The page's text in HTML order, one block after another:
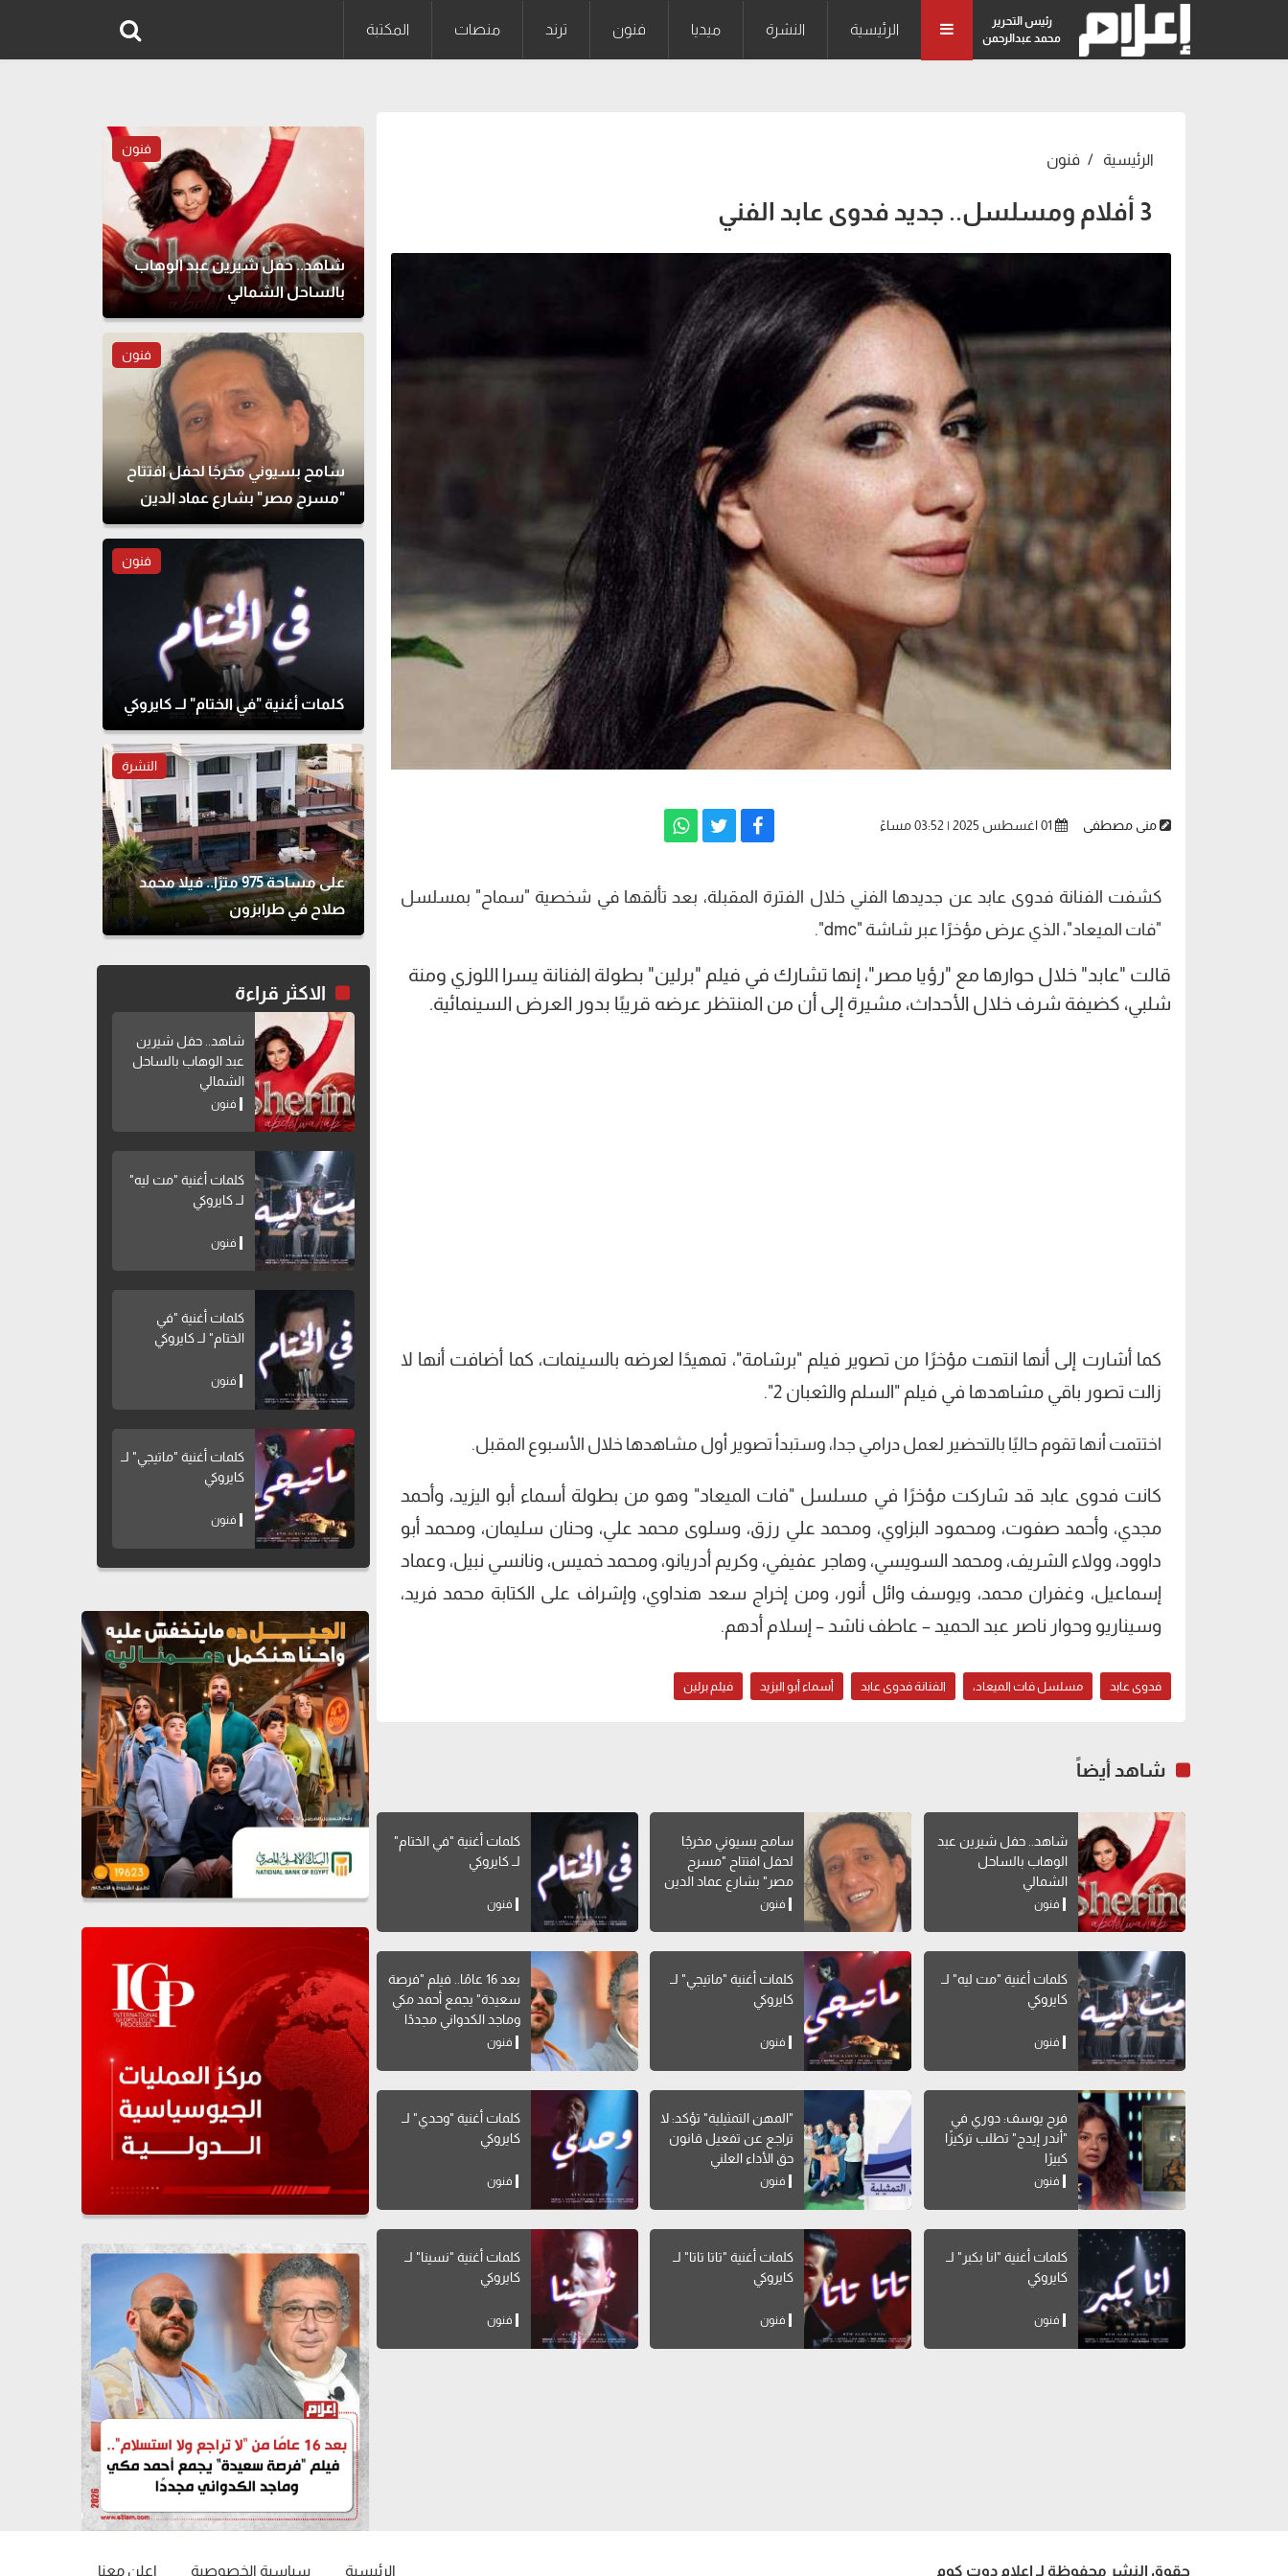
رئيس التحرير
محمد عبدالرحمن
الرئيسية النشرة ميديا فنون ترند منصات المكتبة
الرئيسية فنون
3 أفلام ومسلسل.. جديد فدوى عابد الفني
منى مصطفى
كشفت الفنانة فدوى عابد عن جديدها الفني خلال الفترة المقبلة، بعد تألقها في شخصية "سماح" بمسلسل
"فات الميعاد"، الذي عرض مؤخرًا عبر شاشة "dmc".
قالت "عابد" خلال حوارها مع "رؤيا مصر"، إنها تشارك في فيلم "برلين" بطولة الفنانة يسرا اللوزي ومنة
شلبي، كضيفة شرف خلال الأحداث، مشيرة إلى أن من المنتظر عرضه قريبًا بدور العرض السينمائية.
كما أشارت إلى أنها انتهت مؤخرًا من تصوير فيلم "برشامة"، تمهيدًا لعرضه بالسينمات، كما أضافت أنها لا
زالت تصور باقي مشاهدها في فيلم "السلم والثعبان 2".
اختتمت أنها تقوم حاليًا بالتحضير لعمل درامي جدا، وستبدأ تصوير أول مشاهدها خلال الأسبوع المقبل.
كانت فدوى عابد قد شاركت مؤخرًا في مسلسل "فات الميعاد" وهو من بطولة أسماء أبو اليزيد، وأحمد
مجدي، وأحمد صفوت، ومحمود البزاوي، ومحمد علي رزق، وسلوى محمد علي، وحنان سليمان، ومحمد أبو
داوود، وولاء الشريف، ومحمد السويسي، وهاجر عفيفي، وكريم أدريانو، ومحمد خميس، ونانسي نبيل، وعماد
إسماعيل، وغفران محمد، ويوسف وائل أنور، ومن إخراج سعد هنداوي، وإشراف على الكتابة محمد فريد،
وسيناريو وحوار ناصر عبد الحميد – عاطف ناشد – إسلام أدهم.
فدوى عابد مسلسل فات الميعاد، الفنانة فدوى عابد أسماء أبو اليزيد فيلم برلين
شاهد أيضاً
شاهد.. حفل شيرين عبد
الوهاب بالساحل
الشمالي
فنون
سامح بسيوني مخرجًا
لحفل افتتاح "مسرح
مصر" بشارع عماد الدين
فنون
كلمات أغنية "في الختام"
لــ كايروكي
فنون
كلمات أغنية "مت ليه" لــ
كايروكي
فنون
كلمات أغنية "ماتيجي" لــ
كايروكي
فنون
بعد 16 عامًا.. فيلم "فرصة
سعيدة" يجمع أحمد مكي
وماجد الكدواني مجددًا
فنون
فرح يوسف: دوري في
"أندر إيدج" تطلب تركيزًا
كبيرًا
فنون
"المهن التمثيلية" تؤكد: لا
تراجع عن تفعيل قانون
حق الأداء العلني
فنون
كلمات أغنية "وحدي" لــ
كايروكي
فنون
كلمات أغنية "انا بكبر" لــ
كايروكي
فنون
كلمات أغنية "تاتا تاتا" لــ
كايروكي
فنون
كلمات أغنية "نسينا" لــ
كايروكي
فنون
فنون
شاهد.. حفل شيرين عبد الوهاب
بالساحل الشمالي
فنون
سامح بسيوني مخرجًا لحفل افتتاح
"مسرح مصر" بشارع عماد الدين
فنون
كلمات أغنية "في الختام" لــ كايروكي
النشرة
على مساحة 975 مترًا.. فيلا محمد
صلاح في طرابزون
الاكثر قراءة
شاهد.. حفل شيرين
عبد الوهاب بالساحل
الشمالي
فنون
كلمات أغنية "مت ليه"
لــ كايروكي
فنون
كلمات أغنية "في
الختام" لــ كايروكي
فنون
كلمات أغنية "ماتيجي" لــ
كايروكي
فنون
حقوق النشر محفوظة لـ إعلام دوت كوم الرئيسية سياسية الخصوصية إعلن معنا